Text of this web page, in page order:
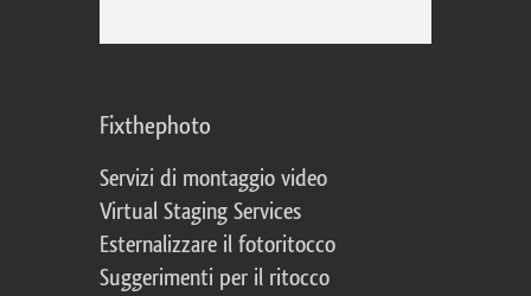
Fixthephoto
Servizi di montaggio video
Virtual Staging Services
Esternalizzare il fotoritocco
Suggerimenti per il ritocco